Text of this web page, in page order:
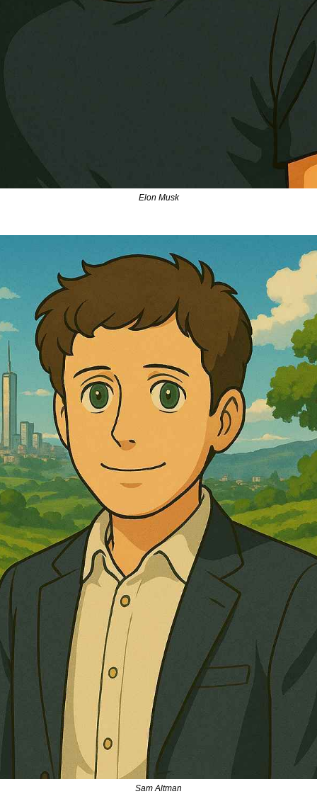
Elon Musk
Sam Altman